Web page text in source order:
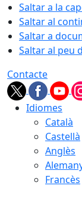
Saltar a la
Saltar al
Saltar a
Saltar al peu
Contacte
Idiomes
Català
Castellà
Anglès
Francès